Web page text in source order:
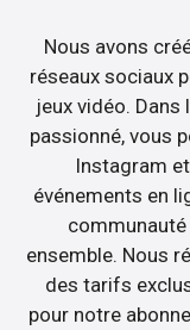
Nous avons
réseaux sociaux
jeux vidéo. Dans
passionné, vous
Instagram
événements en
ensemble. Nous
des tarifs
pour notre